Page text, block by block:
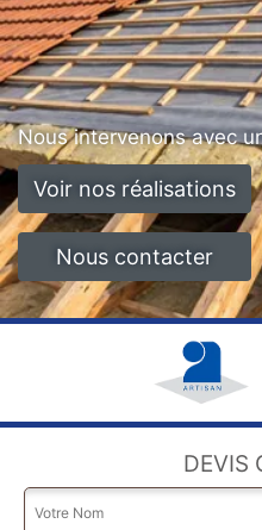
Nous intervenons avec
Voir nos réalisations
Nous contacter
DEVIS